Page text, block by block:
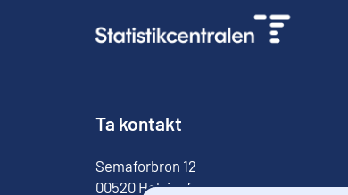
Ta kontakt
Semaforbron 12
00520 Helsingfors